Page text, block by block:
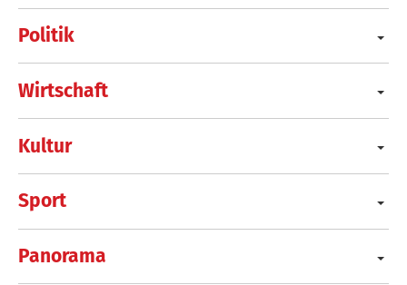
Politik
Wirtschaft
Kultur
Sport
Panorama